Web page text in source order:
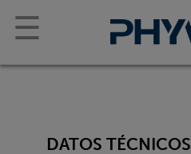
☰
DATOS TÉCNICOS